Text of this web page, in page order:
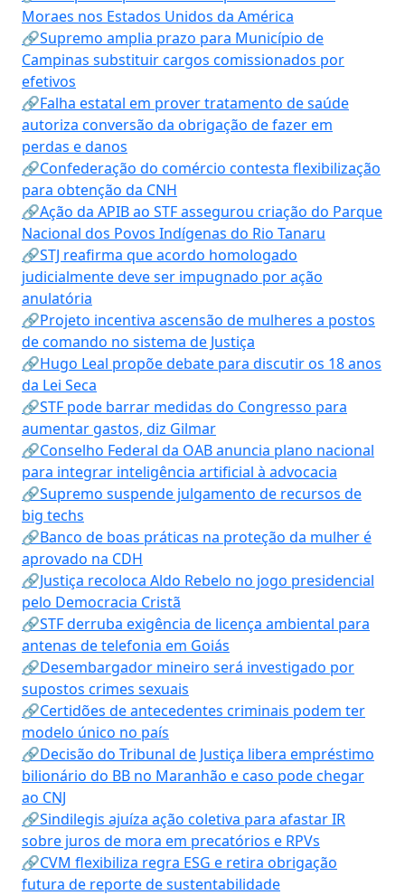
Moraes nos Estados Unidos da América
🔗Supremo amplia prazo para Município de
Campinas substituir cargos comissionados por
efetivos
🔗Falha estatal em prover tratamento de saúde
autoriza conversão da obrigação de fazer em
perdas e danos
🔗Confederação do comércio contesta flexibilização
para obtenção da CNH
🔗Ação da APIB ao STF assegurou criação do Parque
Nacional dos Povos Indígenas do Rio Tanaru
🔗STJ reafirma que acordo homologado
judicialmente deve ser impugnado por ação
anulatória
🔗Projeto incentiva ascensão de mulheres a postos
de comando no sistema de Justiça
🔗Hugo Leal propõe debate para discutir os 18 anos
da Lei Seca
🔗STF pode barrar medidas do Congresso para
aumentar gastos, diz Gilmar
🔗Conselho Federal da OAB anuncia plano nacional
para integrar inteligência artificial à advocacia
🔗Supremo suspende julgamento de recursos de
big techs
🔗Banco de boas práticas na proteção da mulher é
aprovado na CDH
🔗Justiça recoloca Aldo Rebelo no jogo presidencial
pelo Democracia Cristã
🔗STF derruba exigência de licença ambiental para
antenas de telefonia em Goiás
🔗Desembargador mineiro será investigado por
supostos crimes sexuais
🔗Certidões de antecedentes criminais podem ter
modelo único no país
🔗Decisão do Tribunal de Justiça libera empréstimo
bilionário do BB no Maranhão e caso pode chegar
ao CNJ
🔗Sindilegis ajuíza ação coletiva para afastar IR
sobre juros de mora em precatórios e RPVs
🔗CVM flexibiliza regra ESG e retira obrigação
futura de reporte de sustentabilidade